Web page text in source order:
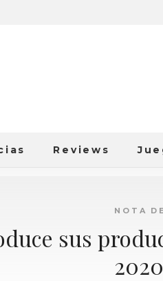
Reviews
NOTA
sus